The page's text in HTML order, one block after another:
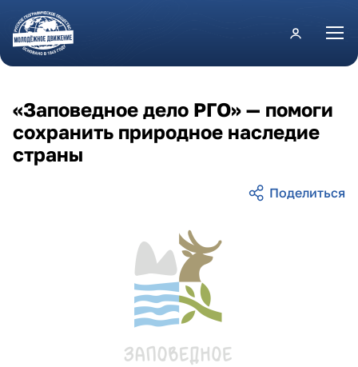
Перейти к основному содержанию
«Заповедное дело РГО» — помоги
сохранить природное наследие
страны
zapovednoe_delo_rgo_logo_fin_color.png